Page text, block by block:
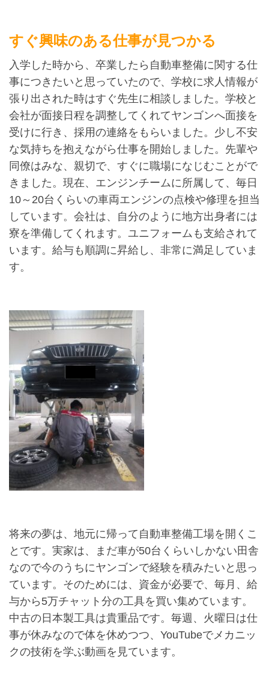
すぐ興味のある仕事が見つかる
入学した時から、卒業したら自動車整備に関する仕
事につきたいと思っていたので、学校に求人情報が
張り出された時はすぐ先生に相談しました。学校と
会社が面接日程を調整してくれてヤンゴンへ面接を
受けに行き、採用の連絡をもらいました。少し不安
な気持ちを抱えながら仕事を開始しました。先輩や
同僚はみな、親切で、すぐに職場になじむことがで
きました。現在、エンジンチームに所属して、毎日
10～20台くらいの車両エンジンの点検や修理を担当
しています。会社は、自分のように地方出身者には
寮を準備してくれます。ユニフォームも支給されて
います。給与も順調に昇給し、非常に満足していま
す。
将来の夢は、地元に帰って自動車整備工場を開くこ
とです。実家は、まだ車が50台くらいしかない田舎
なので今のうちにヤンゴンで経験を積みたいと思っ
ています。そのためには、資金が必要で、毎月、給
与から5万チャット分の工具を買い集めています。
中古の日本製工具は貴重品です。毎週、火曜日は仕
事が休みなので体を休めつつ、YouTubeでメカニッ
クの技術を学ぶ動画を見ています。